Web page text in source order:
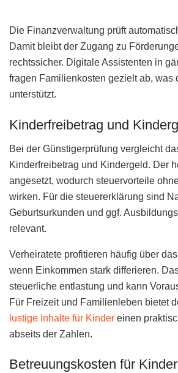
Die Finanzverwaltung prüft
Damit bleibt der Zugang zu
rechtssicher. Digitale Assistenten in
fragen Familienkosten gezielt ab, was
unterstützt.
Kinderfreibetrag und
Bei der Günstigerprüfung vergleicht
Kinderfreibetrag und Kindergeld. Der
angesetzt, wodurch steuervorteile
wirken. Für die steuererklärung sind
Geburtsurkunden und ggf.
relevant.
Verheiratete profitieren häufig über
wenn Einkommen stark differieren.
steuerliche entlastung und kann
Für Freizeit und Familienleben bietet
lustige Inhalte für Kinder einen
abseits der Zahlen.
Betreuungskosten für Kinder